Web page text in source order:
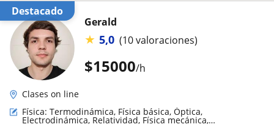
Destacado
$15000/h
Gerald
★ 5,0 (10 valoraciones)
Clases on line
Física: Termodinámica, Física básica, Óptica,
Electrodinámica, Relatividad, Física mecánica,